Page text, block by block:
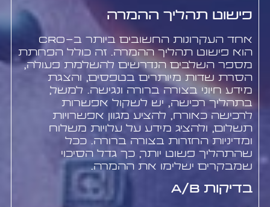
פישוט תהליך ההמרה
אחד העקרונות החשובים ביותר ב-CRO
הוא פישוט תהליך ההמרה. זה כולל הפחתת
מספר השלבים הנדרשים להשלמת פעולה,
הסרת שדות מיותרים בטפסים, והצגת
מידע חיוני בצורה ברורה ונגישה. למשל,
בתהליך רכישה, יש לשקול אפשרות
לרכישה כאורח, להציע מגוון אפשרויות
תשלום, ולהציג מידע על עלויות משלוח
ומדיניות החזרות בצורה ברורה. ככל
שהתהליך פשוט יותר, כך גדל הסיכוי
שמבקרים ישלימו את ההמרה.
בדיקות A/B